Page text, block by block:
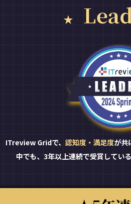
ITreview Gridで、 認知度・満足度が共
中でも、3年以上連続で受賞してい